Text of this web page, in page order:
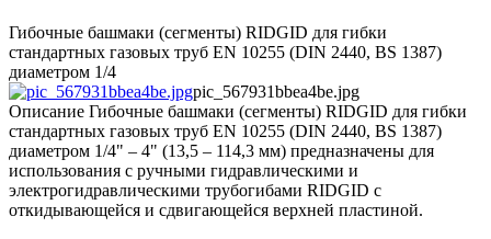
Гибочные башмаки (сегменты) RIDGID для гибки
стандартных газовых труб EN 10255 (DIN 2440, BS 1387)
диаметром 1/4
pic_567931bbea4be.jpg
Описание Гибочные башмаки (сегменты) RIDGID для гибки
стандартных газовых труб EN 10255 (DIN 2440, BS 1387)
диаметром 1/4" – 4" (13,5 – 114,3 мм) предназначены для
использования с ручными гидравлическими и
электрогидравлическими трубогибами RIDGID с
откидывающейся и сдвигающейся верхней пластиной.